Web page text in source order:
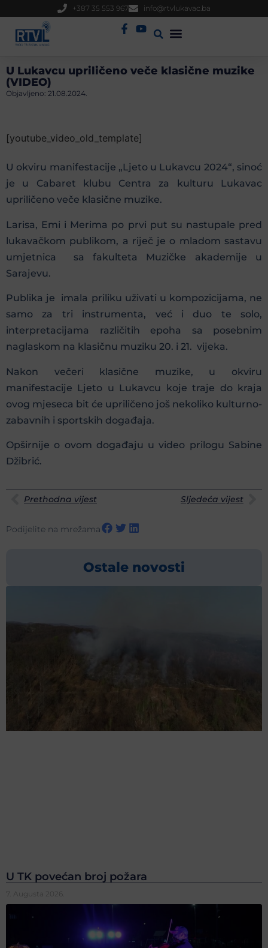
+387 35 553 967 info@rtvlukavac.ba
U Lukavcu upriličeno veče klasične muzike
(VIDEO)
Objavljeno: 21.08.2024.
[youtube_video_old_template]
U okviru manifestacije „Ljeto u Lukavcu 2024“, sinoć
je u Cabaret klubu Centra za kulturu Lukavac
upriličeno veče klasične muzike.
Larisa, Emi i Merima po prvi put su nastupale pred
lukavačkom publikom, a riječ je o mladom sastavu
umjetnica sa fakulteta Muzičke akademije u
Sarajevu.
Publika je imala priliku uživati u kompozicijama, ne
samo za tri instrumenta, već i duo te solo,
interpretacijama različitih epoha sa posebnim
naglaskom na klasičnu muziku 20. i 21. vijeka.
Nakon večeri klasične muzike, u okviru
manifestacije Ljeto u Lukavcu koje traje do kraja
ovog mjeseca bit će upriličeno još nekoliko kulturno-
zabavnih i sportskih događaja.
Opširnije o ovom događaju u video prilogu Sabine
Džibrić.
Prethodna vijest Sljedeća vijest
Podijelite na mrežama
Ostale novosti
U TK povećan broj požara
7. Augusta 2026.